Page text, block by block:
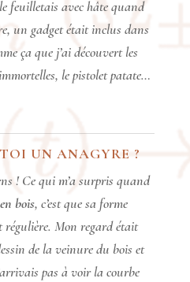
feuilletais avec hâte quand
un gadget était inclus dans
ça que j’ai découvert les
le pistolet patate…
UN ANAGYRE ?
! Ce qui m’a surpris quand
bois, c’est que sa forme
régulière. Mon regard était
de la veinure du bois et
pas à voir la courbe